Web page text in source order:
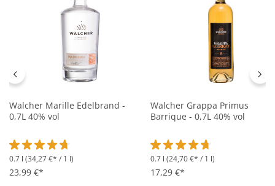
Walcher Marille Edelbrand -
0,7L 40% vol
Durchschnittliche Bewertung von 4.8 von 5 Sternen
0.7 l (34,27 €* / 1 l)
23,99 €*
Walcher Grappa Primus
Barrique - 0,7L 40% vol
Durchschnittliche
0.7 l (24,70 €* / 1 l)
17,29 €*